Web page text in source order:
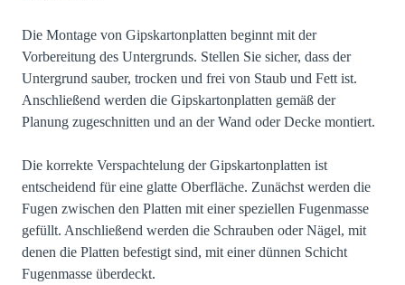
Die Montage von Gipskartonplatten beginnt mit der
Vorbereitung des Untergrunds. Stellen Sie sicher, dass der
Untergrund sauber, trocken und frei von Staub und Fett ist.
Anschließend werden die Gipskartonplatten gemäß der
Planung zugeschnitten und an der Wand oder Decke montiert.
Die korrekte Verspachtelung der Gipskartonplatten ist
entscheidend für eine glatte Oberfläche. Zunächst werden die
Fugen zwischen den Platten mit einer speziellen Fugenmasse
gefüllt. Anschließend werden die Schrauben oder Nägel, mit
denen die Platten befestigt sind, mit einer dünnen Schicht
Fugenmasse überdeckt.